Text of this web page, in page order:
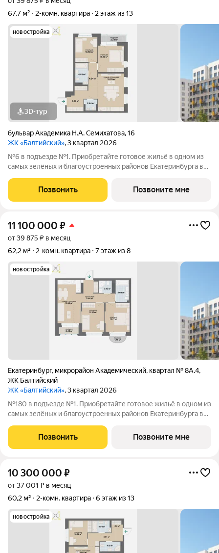
67,7 м²
2-комн. квартира 2 этаж из 13
новостройка
3D-тур
бульвар Академика Н.А. Семихатова,16
ЖК «Балтийский», 3 квартал 2026
№6 в подъезде №1. Приобретайте готовое жильё в одном из
самых зелёных и благоустроенных районов Екатеринбурга в
планировки: помимо стандартных, есть варианты с террасами,
антресолями,
Позвонить Позвоните мне
11 100 000 ₽
от 39 875 ₽ в месяц
62,2 м²
2-комн. квартира 7 этаж из 8
новостройка
Екатеринбург, микрорайон Академический, квартал № 8А.4,
ЖК Балтийский
ЖК «Балтийский», 3 квартал 2026
№180 в подъезде №1. Приобретайте готовое жильё в одном из
самых зелёных и благоустроенных районов Екатеринбурга в
планировки: помимо стандартных, есть варианты с террасами,
антресолями,
Позвонить Позвоните мне
10 300 000 ₽
от 37 001 ₽ в месяц
60,2 м²
2-комн. квартира 6 этаж из 13
новостройка